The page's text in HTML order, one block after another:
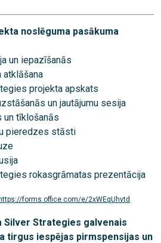
noslēguma pasākuma
un iepazīšanās
atklāšana
projekta apskats
un jautājumu sesija
un tīklošanās
pieredzes stāsti
rokasgrāmatas prezentācija
https://forms.office.com/e/2xWEqUhvtd
Strategies galvenais
tirgus iespējas pirmspensijas un